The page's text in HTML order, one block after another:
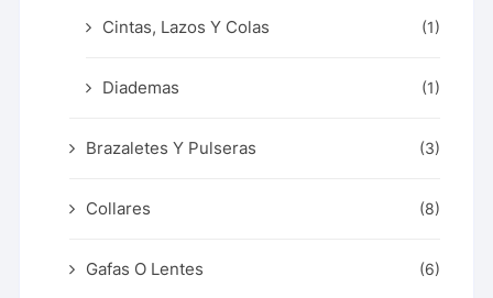
Cintas, Lazos Y Colas (1)
Diademas (1)
Brazaletes Y Pulseras (3)
Collares (8)
Gafas O Lentes (6)